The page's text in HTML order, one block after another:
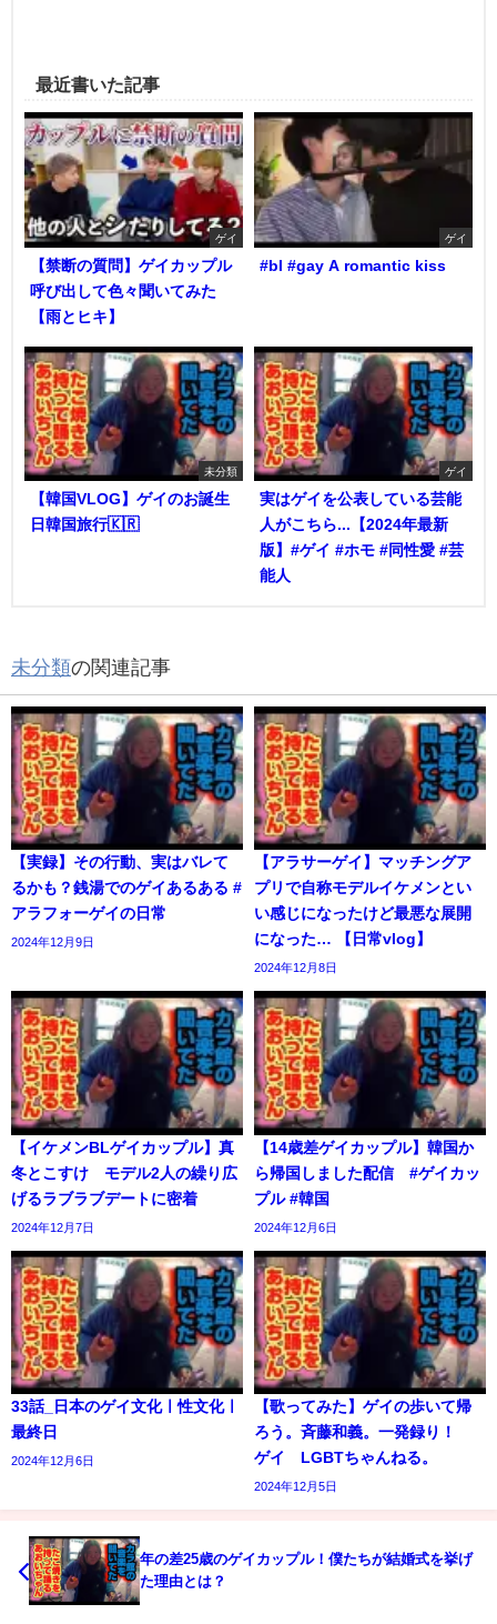
最近書いた記事
ゲイ
【禁断の質問】ゲイカップル
呼び出して色々聞いてみた
【雨とヒキ】
ゲイ
#bl #gay A romantic kiss
未分類
【韓国VLOG】ゲイのお誕生
日韓国旅行🇰🇷
ゲイ
実はゲイを公表している芸能
人がこちら...【2024年最新
版】#ゲイ #ホモ #同性愛 #芸
能人
未分類の関連記事
【実録】その行動、実はバレて
るかも？銭湯でのゲイあるある #
アラフォーゲイの日常
2024年12月9日
【アラサーゲイ】マッチングア
プリで自称モデルイケメンとい
い感じになったけど最悪な展開
になった… 【日常vlog】
2024年12月8日
【イケメンBLゲイカップル】真
冬とこすけ モデル2人の繰り広
げるラブラブデートに密着
2024年12月7日
【14歳差ゲイカップル】韓国か
ら帰国しました配信 #ゲイカッ
プル #韓国
2024年12月6日
33話_日本のゲイ文化ㅣ性文化ㅣ
最終日
2024年12月6日
【歌ってみた】ゲイの歩いて帰
ろう。斉藤和義。一発録り！
ゲイ LGBTちゃんねる。
2024年12月5日
年の差25歳のゲイカップル！僕たちが結婚式を挙げ
た理由とは？